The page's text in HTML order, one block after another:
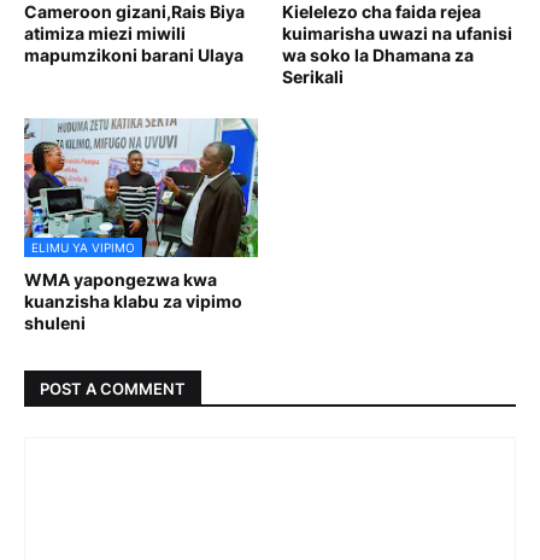
Cameroon gizani,Rais Biya
atimiza miezi miwili
mapumzikoni barani Ulaya
Kielelezo cha faida rejea
kuimarisha uwazi na ufanisi
wa soko la Dhamana za
Serikali
ELIMU YA VIPIMO
WMA yapongezwa kwa
kuanzisha klabu za vipimo
shuleni
POST A COMMENT